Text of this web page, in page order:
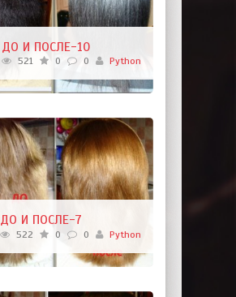
ДО И ПОСЛЕ-10
521 0 0 Python
ДО И ПОСЛЕ-7
522 0 0 Python